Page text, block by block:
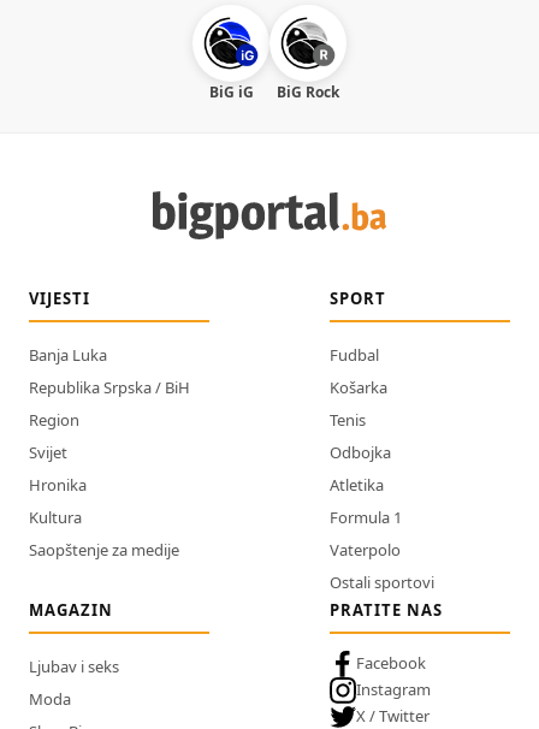
BiG iG BiG Rock
VIJESTI
Banja Luka
Republika Srpska / BiH
Region
Svijet
Hronika
Kultura
Saopštenje za medije
SPORT
Fudbal
Košarka
Tenis
Odbojka
Atletika
Formula 1
Vaterpolo
Ostali sportovi
MAGAZIN
Ljubav i seks
Moda
PRATITE NAS
Facebook
Instagram
X / Twitter